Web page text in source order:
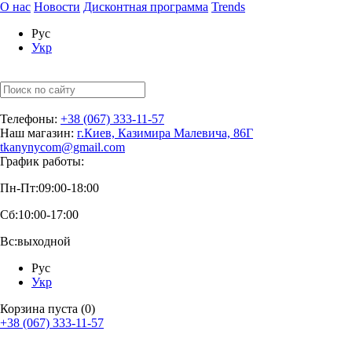
О нас Новости Дисконтная программа Trends
Рус
Укр
Телефоны: +38 (067) 333-11-57
Наш магазин: г.Киев, Казимира Малевича, 86Г
tkanynycom@gmail.com
График работы:
Пн-Пт:09:00-18:00
Сб:10:00-17:00
Вс:выходной
Рус
Укр
Корзина пуста (0)
+38 (067) 333-11-57